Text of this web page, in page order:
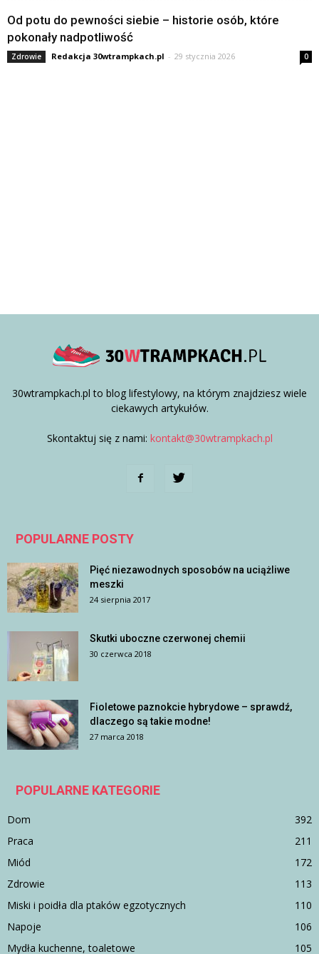
Od potu do pewności siebie – historie osób, które
pokonały nadpotliwość
Zdrowie Redakcja 30wtrampkach.pl - 29 stycznia 2026 0
30wtrampkach.pl to blog lifestylowy, na którym znajdziesz wiele
ciekawych artykułów.
Skontaktuj się z nami: kontakt@30wtrampkach.pl
POPULARNE POSTY
Pięć niezawodnych sposobów na uciążliwe
meszki
24 sierpnia 2017
Skutki uboczne czerwonej chemii
30 czerwca 2018
Fioletowe paznokcie hybrydowe – sprawdź,
dlaczego są takie modne!
27 marca 2018
POPULARNE KATEGORIE
Dom
392
Praca
211
Miód
172
Zdrowie
113
Miski i poidła dla ptaków egzotycznych
110
Napoje
106
Mydła kuchenne, toaletowe
105